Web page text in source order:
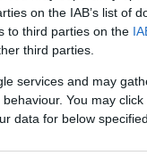
on the IAB’s list of
to third parties on the
third parties.
services and may
You may
data for below
potrjujejo še s